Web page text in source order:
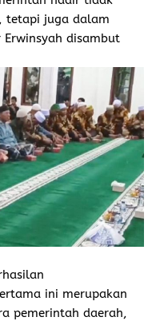
tetapi juga dalam
disambut
ini merupakan
pemerintah daerah,